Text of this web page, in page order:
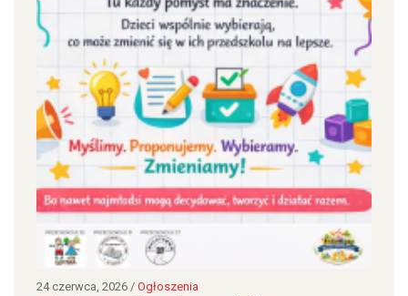
24 czerwca, 2026 / Ogłoszenia